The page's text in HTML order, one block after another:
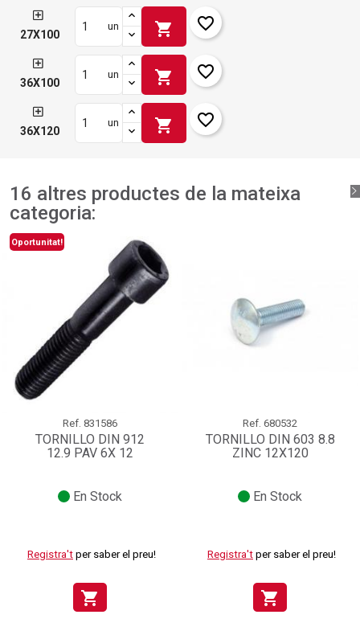
27X100
un shopping_cart favorite_border
36X100
un shopping_cart favorite_border
36X120
un shopping_cart favorite_border
16 altres productes de la mateixa
categoria:
Oportunitat!
Ref. 831586
TORNILLO DIN 912
12.9 PAV 6X 12
En Stock
Registra't per saber el preu!
shopping_cart
Ref. 680532
TORNILLO DIN 603 8.8
ZINC 12X120
En Stock
Registra't per saber el preu!
shopping_cart